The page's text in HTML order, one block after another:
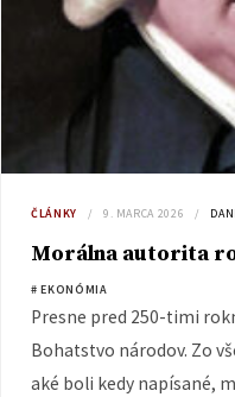
ČLÁNKY 9. MARCA 2026
Morálna autorita
# EKONÓMIA
Presne pred 250-timi
Bohatstvo národov. Zo
aké boli kedy napísané,